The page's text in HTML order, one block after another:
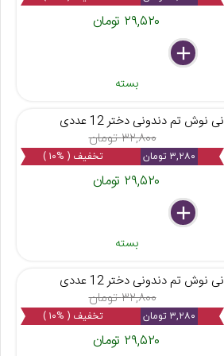
۲۹,۵۲۰ تومان
delete
remove
add
بسته
نی نوش تم دندونی دختر 12 عددی
۳۲,۸۰۰ تومان
۳,۲۸۰ تومان تخفیف ( %۱۰ )
۲۹,۵۲۰ تومان
delete
remove
add
بسته
نی نوش تم دندونی دختر 12 عددی
۳۲,۸۰۰ تومان
۳,۲۸۰ تومان تخفیف ( %۱۰ )
۲۹,۵۲۰ تومان